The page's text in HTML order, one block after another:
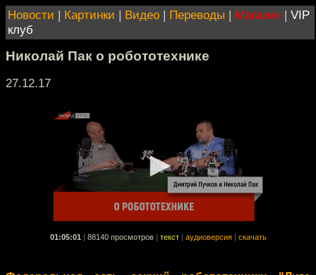
Новости | Картинки | Видео | Переводы | Магазин | VIP
клуб
Николай Пак о робототехнике
27.12.17
01:05:01 88140 просмотров текст аудиоверсия скачать